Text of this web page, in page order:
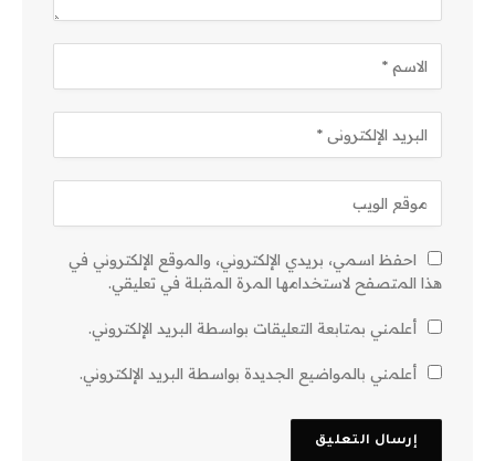
احفظ اسمي، بريدي الإلكتروني، والموقع الإلكتروني في
هذا المتصفح لاستخدامها المرة المقبلة في تعليقي.
أعلمني بمتابعة التعليقات بواسطة البريد الإلكتروني.
أعلمني بالمواضيع الجديدة بواسطة البريد الإلكتروني.